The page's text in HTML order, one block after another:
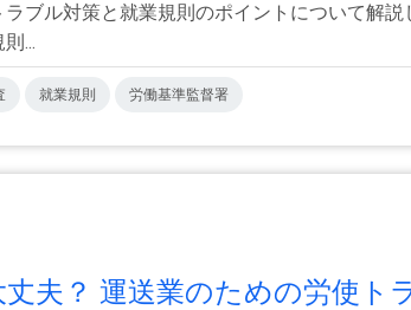
ブル対策と就業規則のポイントについて解
...
就業規則 労働基準監督署
夫？ 運送業のための労使ト